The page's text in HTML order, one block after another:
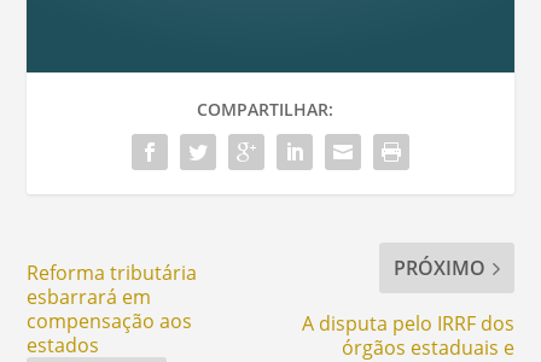
COMPARTILHAR:
Reforma tributária
esbarrará em
compensação aos
estados
PRÓXIMO
A disputa pelo IRRF dos
órgãos estaduais e